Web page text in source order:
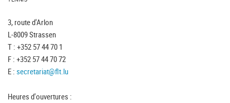
3, route d'Arlon
L-8009 Strassen
T : +352 57 44 70 1
F : +352 57 44 70 72
E : secretariat@flt.lu
Heures d'ouvertures :